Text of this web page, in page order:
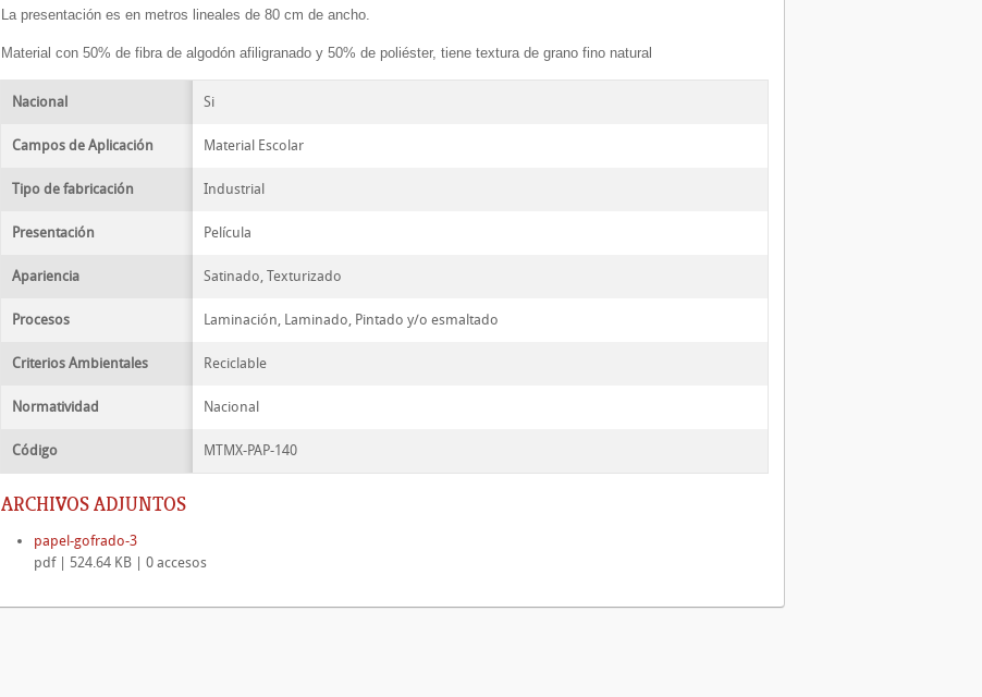
La presentación es en metros lineales de 80 cm de ancho.
Material con 50% de fibra de algodón afiligranado y 50% de poliéster, tiene textura de grano fino natural
Nacional Si
Campos de Aplicación Material Escolar
Tipo de fabricación Industrial
Presentación Película
Apariencia Satinado, Texturizado
Procesos Laminación, Laminado, Pintado y/o esmaltado
Criterios Ambientales Reciclable
Normatividad Nacional
Código MTMX-PAP-140
ARCHIVOS ADJUNTOS
papel-gofrado-3
pdf | 524.64 KB | 0 accesos